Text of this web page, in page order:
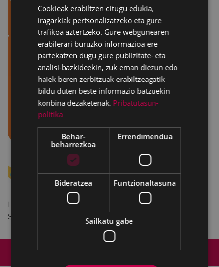
Ikasturte amaierako
Sarrera:
Irisgarritasuna
Cookieak erabiltzen ditugu edukia,
iragarkiak pertsonalizatzeko eta gure
trafikoa aztertzeko. Gure webgunearen
erabilerari buruzko informazioa ere
partekatzen dugu gure publizitate- eta
analisi-bazkideekin, zuk eman diezun edo
haiek beren zerbitzuak erabiltzeagatik
bildu duten beste informazio batzuekin
konbina dezaketenak. Pribatutasun-
politika
Behar-
beharrezkoa
Errendimendua
Bideratzea Funtzionaltasuna
Sailkatu gabe